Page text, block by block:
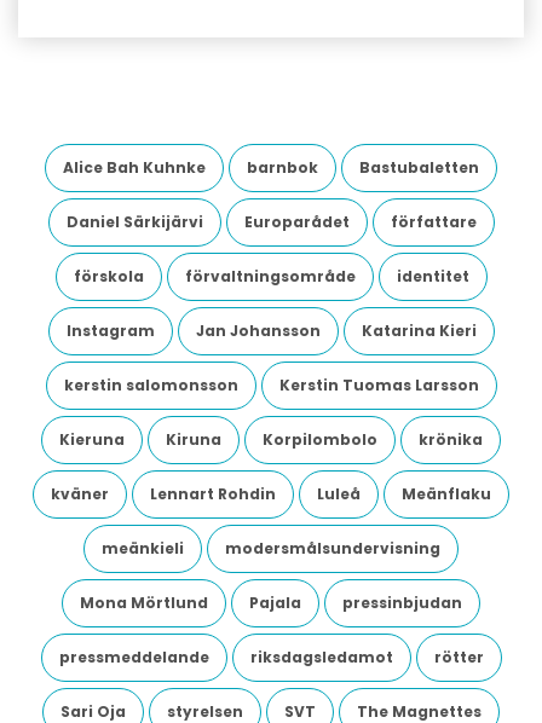
Alice Bah Kuhnke barnbok Bastubaletten
Daniel Särkijärvi Europarådet författare
förskola förvaltningsområde identitet
Instagram Jan Johansson Katarina Kieri
kerstin salomonsson Kerstin Tuomas Larsson
Kieruna Kiruna Korpilombolo krönika
kväner Lennart Rohdin Luleå Meänflaku
meänkieli modersmålsundervisning
Mona Mörtlund Pajala pressinbjudan
pressmeddelande riksdagsledamot rötter
Sari Oja styrelsen SVT The Magnettes